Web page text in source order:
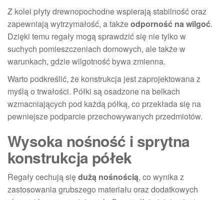
Z kolei płyty drewnopochodne wspierają stabilność oraz
zapewniają wytrzymałość, a takżeodporność na wilgoć.
Dzięki temu regały mogą sprawdzić się nie tylko w
suchych pomieszczeniach domowych, ale także w
warunkach, gdzie wilgotność bywa zmienna.
Warto podkreślić, że konstrukcja jest zaprojektowana z
myślą o trwałości. Półki są osadzone na belkach
wzmacniających pod każdą półką, co przekłada się na
pewniejsze podparcie przechowywanych przedmiotów.
Wysoka nośność i sprytna
konstrukcja półek
Regały cechują siędużą nośnością, co wynika z
zastosowania grubszego materiału oraz dodatkowych